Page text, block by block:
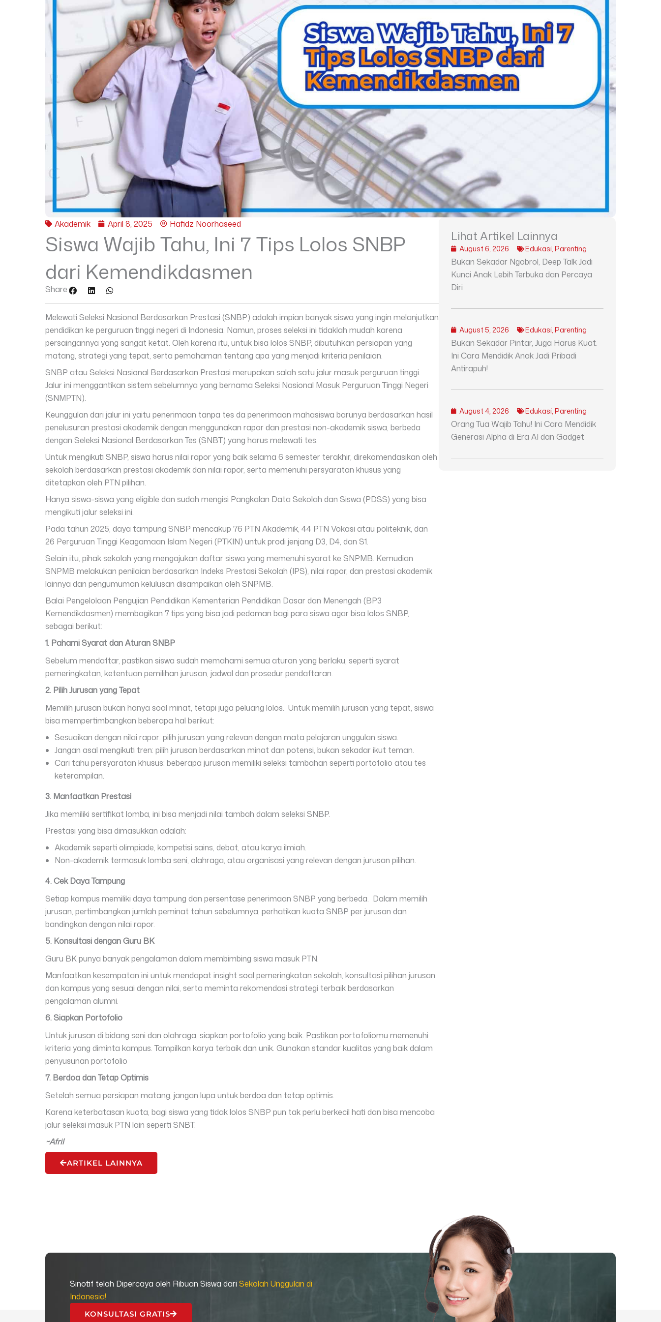
Akademik April 8, 2025 Hafidz Noorhaseed
Siswa Wajib Tahu, Ini 7 Tips Lolos SNBP
dari Kemendikdasmen
Share
Melewati Seleksi Nasional Berdasarkan Prestasi (SNBP) adalah impian banyak siswa yang ingin melanjutkan
pendidikan ke perguruan tinggi negeri di Indonesia. Namun, proses seleksi ini tidaklah mudah karena
persaingannya yang sangat ketat. Oleh karena itu, untuk bisa lolos SNBP, dibutuhkan persiapan yang
matang, strategi yang tepat, serta pemahaman tentang apa yang menjadi kriteria penilaian.
SNBP atau Seleksi Nasional Berdasarkan Prestasi merupakan salah satu jalur masuk perguruan tinggi.
Jalur ini menggantikan sistem sebelumnya yang bernama Seleksi Nasional Masuk Perguruan Tinggi Negeri
(SNMPTN).
Keunggulan dari jalur ini yaitu penerimaan tanpa tes da penerimaan mahasiswa barunya berdasarkan hasil
penelusuran prestasi akademik dengan menggunakan rapor dan prestasi non-akademik siswa, berbeda
dengan Seleksi Nasional Berdasarkan Tes (SNBT) yang harus melewati tes.
Untuk mengikuti SNBP, siswa harus nilai rapor yang baik selama 6 semester terakhir, direkomendasikan oleh
sekolah berdasarkan prestasi akademik dan nilai rapor, serta memenuhi persyaratan khusus yang
ditetapkan oleh PTN pilihan.
Hanya siswa-siswa yang eligible dan sudah mengisi Pangkalan Data Sekolah dan Siswa (PDSS) yang bisa
mengikuti jalur seleksi ini.
Pada tahun 2025, daya tampung SNBP mencakup 76 PTN Akademik, 44 PTN Vokasi atau politeknik, dan
26 Perguruan Tinggi Keagamaan Islam Negeri (PTKIN) untuk prodi jenjang D3, D4, dan S1.
Selain itu, pihak sekolah yang mengajukan daftar siswa yang memenuhi syarat ke SNPMB. Kemudian
SNPMB melakukan penilaian berdasarkan Indeks Prestasi Sekolah (IPS), nilai rapor, dan prestasi akademik
lainnya dan pengumuman kelulusan disampaikan oleh SNPMB.
Balai Pengelolaan Pengujian Pendidikan Kementerian Pendidikan Dasar dan Menengah (BP3
Kemendikdasmen) membagikan 7 tips yang bisa jadi pedoman bagi para siswa agar bisa lolos SNBP,
sebagai berikut:
1. Pahami Syarat dan Aturan SNBP
Sebelum mendaftar, pastikan siswa sudah memahami semua aturan yang berlaku, seperti syarat
pemeringkatan, ketentuan pemilihan jurusan, jadwal dan prosedur pendaftaran.
2. Pilih Jurusan yang Tepat
Memilih jurusan bukan hanya soal minat, tetapi juga peluang lolos. Untuk memilih jurusan yang tepat, siswa
bisa mempertimbangkan beberapa hal berikut:
Sesuaikan dengan nilai rapor: pilih jurusan yang relevan dengan mata pelajaran unggulan siswa.
Jangan asal mengikuti tren: pilih jurusan berdasarkan minat dan potensi, bukan sekadar ikut teman.
Cari tahu persyaratan khusus: beberapa jurusan memiliki seleksi tambahan seperti portofolio atau tes
keterampilan.
3. Manfaatkan Prestasi
Jika memiliki sertifikat lomba, ini bisa menjadi nilai tambah dalam seleksi SNBP.
Prestasi yang bisa dimasukkan adalah:
Akademik seperti olimpiade, kompetisi sains, debat, atau karya ilmiah.
Non-akademik termasuk lomba seni, olahraga, atau organisasi yang relevan dengan jurusan pilihan.
4. Cek Daya Tampung
Setiap kampus memiliki daya tampung dan persentase penerimaan SNBP yang berbeda. Dalam memilih
jurusan, pertimbangkan jumlah peminat tahun sebelumnya, perhatikan kuota SNBP per jurusan dan
bandingkan dengan nilai rapor.
5. Konsultasi dengan Guru BK
Guru BK punya banyak pengalaman dalam membimbing siswa masuk PTN.
Manfaatkan kesempatan ini untuk mendapat insight soal pemeringkatan sekolah, konsultasi pilihan jurusan
dan kampus yang sesuai dengan nilai, serta meminta rekomendasi strategi terbaik berdasarkan
pengalaman alumni.
6. Siapkan Portofolio
Untuk jurusan di bidang seni dan olahraga, siapkan portofolio yang baik. Pastikan portofoliomu memenuhi
kriteria yang diminta kampus. Tampilkan karya terbaik dan unik. Gunakan standar kualitas yang baik dalam
penyusunan portofolio
7. Berdoa dan Tetap Optimis
Setelah semua persiapan matang, jangan lupa untuk berdoa dan tetap optimis.
Karena keterbatasan kuota, bagi siswa yang tidak lolos SNBP pun tak perlu berkecil hati dan bisa mencoba
jalur seleksi masuk PTN lain seperti SNBT.
~Afril
ARTIKEL LAINNYA
Lihat Artikel Lainnya
August 6, 2026 Edukasi,Parenting
Bukan Sekadar Ngobrol, Deep Talk Jadi
Kunci Anak Lebih Terbuka dan Percaya
Diri
August 5, 2026 Edukasi,Parenting
Bukan Sekadar Pintar, Juga Harus Kuat.
Ini Cara Mendidik Anak Jadi Pribadi
Antirapuh!
August 4, 2026 Edukasi,Parenting
Orang Tua Wajib Tahu! Ini Cara Mendidik
Generasi Alpha di Era AI dan Gadget
Sinotif telah Dipercaya oleh Ribuan Siswa dari Sekolah Unggulan di
Indonesia!
KONSULTASI GRATIS